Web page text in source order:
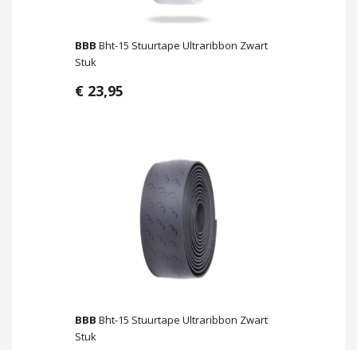
BBB Bht-15 Stuurtape Ultraribbon Zwart
Stuk
€ 23,95
BBB Bht-15 Stuurtape Ultraribbon Zwart
Stuk